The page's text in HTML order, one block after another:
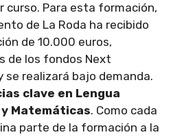
curso. Para esta formación,
de La Roda ha recibido
de 10.000 euros,
de los fondos Next
se realizará bajo demanda.
clave en Lengua
Matemáticas. Como cada
parte de la formación a la